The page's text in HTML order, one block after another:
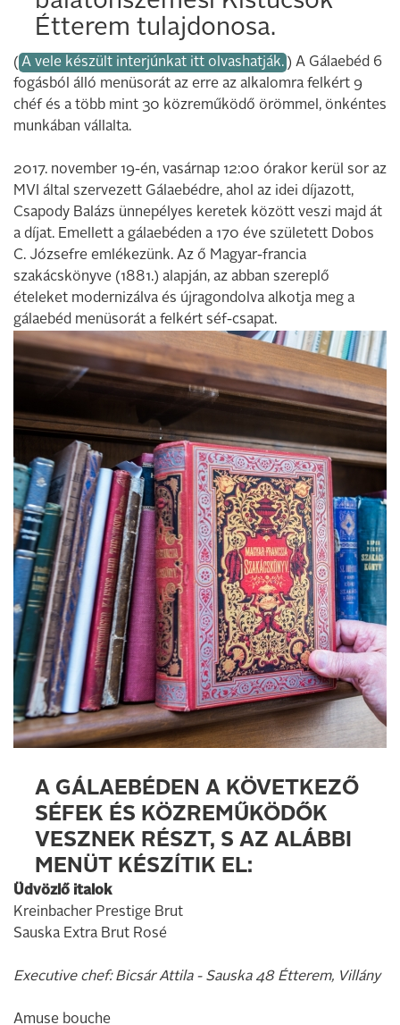
Étterem tulajdonosa.
( A vele készült interjúnkat itt olvashatják. ) A Gálaebéd 6
fogásból álló menüsorát az erre az alkalomra felkért 9
chéf és a több mint 30 közreműködő örömmel, önkéntes
munkában vállalta.
2017. november 19-én, vasárnap 12:00 órakor kerül sor az
MVI által szervezett Gálaebédre, ahol az idei díjazott,
Csapody Balázs ünnepélyes keretek között veszi majd át
a díjat. Emellett a gálaebéden a 170 éve született Dobos
C. Józsefre emlékezünk. Az ő Magyar-francia
szakácskönyve (1881.) alapján, az abban szereplő
ételeket modernizálva és újragondolva alkotja meg a
gálaebéd menüsorát a felkért séf-csapat.
A GÁLAEBÉDEN A KÖVETKEZŐ
SÉFEK ÉS KÖZREMŰKÖDŐK
VESZNEK RÉSZT, S AZ ALÁBBI
MENÜT KÉSZÍTIK EL:
Üdvözlő italok
Kreinbacher Prestige Brut
Sauska Extra Brut Rosé
Executive chef: Bicsár Attila - Sauska 48 Étterem, Villány
Amuse bouche